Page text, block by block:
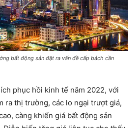
bất động sản đặt ra vấn đề cấp bách cần
phục hồi kinh tế năm 2022, với
ra thị trường, các lo ngại trượt giá,
càng khiến giá bất động sản